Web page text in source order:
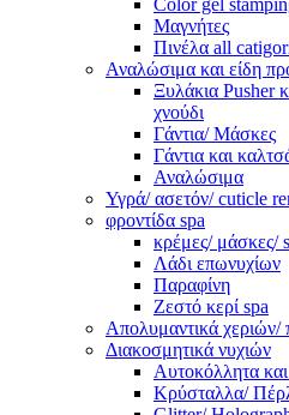
Color gel
Μαγνήτες
Πινέλα all
Αναλώσιμα και είδη
Ξυλάκια Pusher
χνούδι
Γάντια/ Μάσκες
Γάντια και
Αναλώσιμα
Υγρά/ ασετόν/ cuticle
φροντίδα spa
κρέμες/ μάσκες/
Λάδι επωνυχίων
Παραφίνη
Ζεστό κερί spa
Απολυμαντικά χεριών/
Διακοσμητικά νυχιών
Αυτοκόλλητα
Κρύσταλλα/